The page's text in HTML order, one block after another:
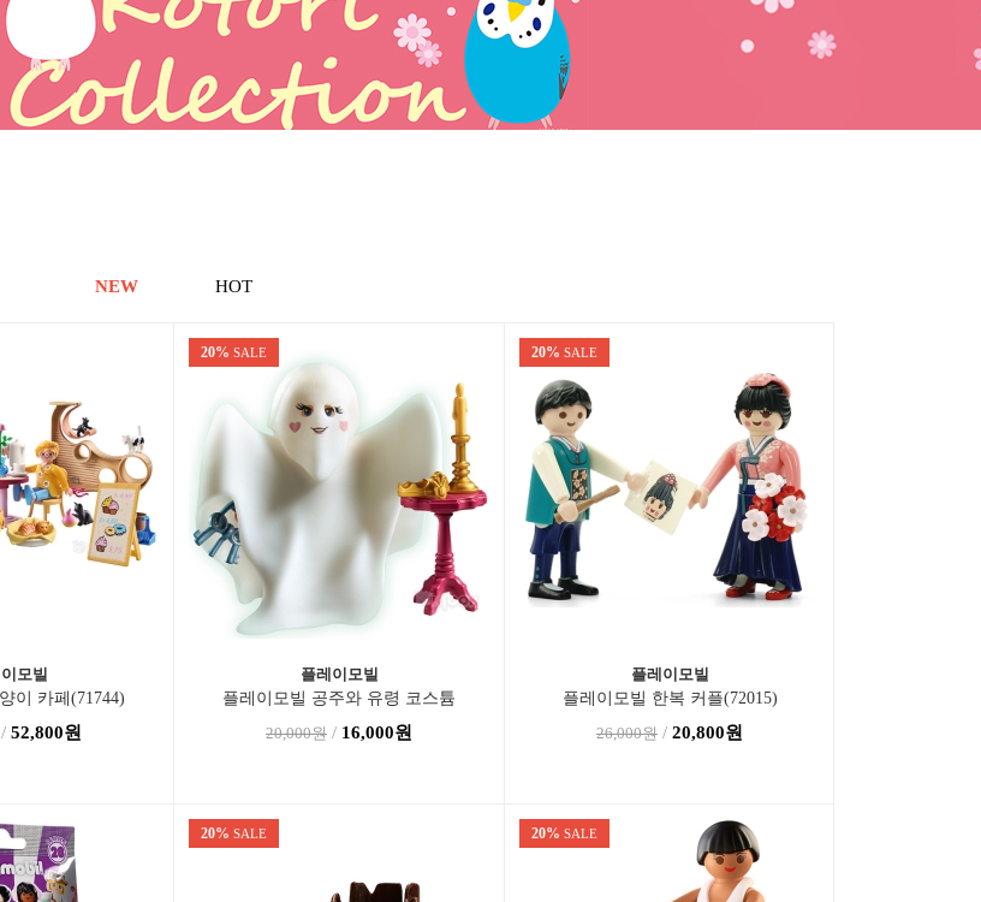
NEW HOT
모빌
이 카페(71744)
/ 52,800원
20% SALE
플레이모빌
플레이모빌 공주와 유령 코스튬
(71851)
20,000원 / 16,000원
20% SALE
플레이모빌
플레이모빌 한복 커플(72015)
26,000원 / 20,800원
20% SALE 20% SALE